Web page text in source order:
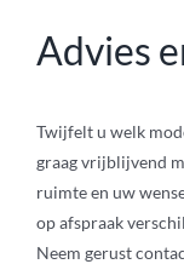
Advies
Twijfelt u welk
graag vrijblijvend
ruimte en uw
op afspraak
Neem gerust